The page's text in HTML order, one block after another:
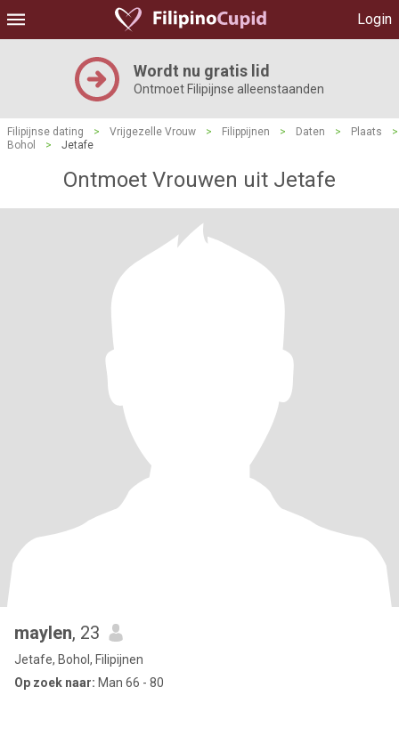
Login
Wordt nu gratis lid
Ontmoet Filipijnse alleenstaanden
Filipijnse dating > Vrijgezelle Vrouw > Filippijnen > Daten > Plaats
>
Bohol
> Jetafe
Ontmoet Vrouwen uit Jetafe
maylen, 23
Jetafe, Bohol, Filipijnen
Op zoek naar: Man 66 - 80